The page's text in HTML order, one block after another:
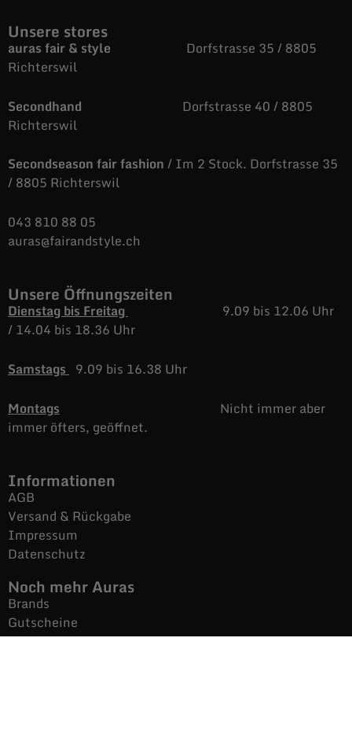
Unsere stores
auras fair & style Dorfstrasse 35 / 8805
Richterswil
Secondhand Dorfstrasse 40 / 8805
Richterswil
Secondseason fair fashion/ Im 2 Stock. Dorfstrasse 35
/ 8805 Richterswil
043 810 88 05
auras@fairandstyle.ch
Unsere Öffnungszeiten
Dienstag bis Freitag
9.09 bis 12.06 Uhr
/14.04 bis 18.36 Uhr
Samstags 9.09 bis 16.38 Uhr
Montags
Nicht immer aber
immer öfters, geöffnet.
Informationen
AGB
Versand & Rückgabe
Impressum
Datenschutz
Noch mehr Auras
Brands
Gutscheine
Gesamtsortiment